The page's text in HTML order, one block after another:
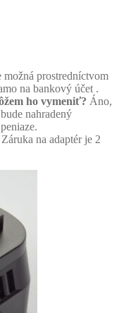
možná prostredníctvom
na bankový účet .
ho vymeniť? Áno,
nahradený
Záruka na adaptér je 2